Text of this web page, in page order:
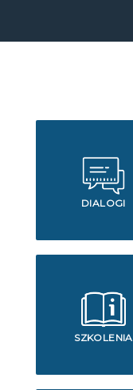
DIALOGI
SZKOLENIA